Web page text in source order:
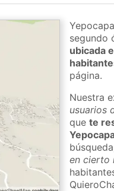
segundo
ubicada
página.
Nuestra
usuarios
quete
en cierto